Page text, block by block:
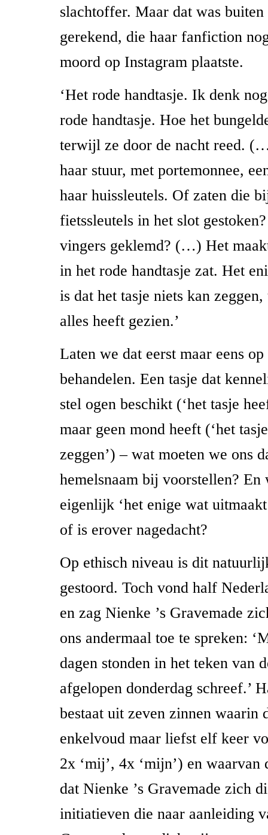
slachtoffer. Maar dat was buiten
gerekend, die haar fanfiction
moord op Instagram plaatste.
‘Het rode handtasje. Ik denk
rode handtasje. Hoe het
terwijl ze door de nacht reed.
haar stuur, met portemonnee,
haar huissleutels. Of zaten die
fietssleutels in het slot
vingers geklemd? (…) Het
in het rode handtasje zat. Het
is dat het tasje niets kan
alles heeft gezien.’
Laten we dat eerst maar eens
behandelen. Een tasje dat
stel ogen beschikt (‘het tasje
maar geen mond heeft (‘het
zeggen’) – wat moeten we ons
hemelsnaam bij voorstellen? En
eigenlijk ‘het enige wat
of is erover nagedacht?
Op ethisch niveau is dit
gestoord. Toch vond half
en zag Nienke ’s Gravemade
ons andermaal toe te spreken:
dagen stonden in het teken van
afgelopen donderdag schreef.’
bestaat uit zeven zinnen waarin
enkelvoud maar liefst elf keer
2x ‘mij’, 4x ‘mijn’) en waarvan
dat Nienke ’s Gravemade zich
initiatieven die naar aanleiding